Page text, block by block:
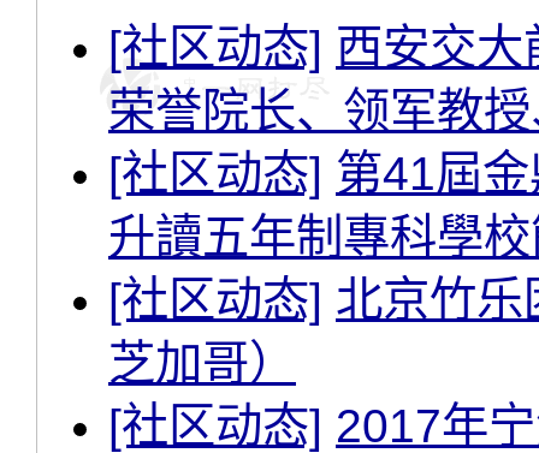
[社区动态] 西安交
荣誉院长、领军教
[社区动态] 第41屆
升讀五年制專科學
[社区动态] 北京竹乐
芝加哥）
[社区动态] 2017年